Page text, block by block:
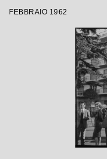
FEBBRAIO 1962